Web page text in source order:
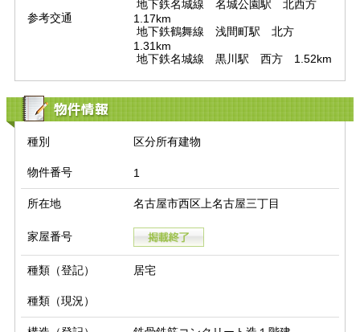
参考交通
1.17km
1.31km
地下鉄名城線　黒川駅　西方　1.52km
物件情報
種別 区分所有建物
物件番号 1
所在地 名古屋市西区上名古屋三丁目
家屋番号
種類（登記） 居宅
種類（現況）